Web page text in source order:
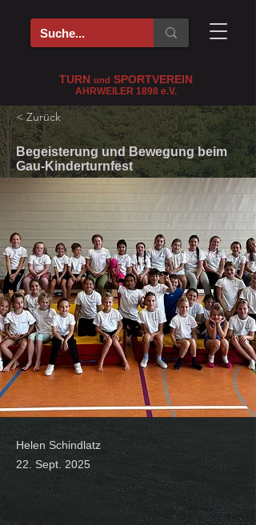
TURN und SPORTVEREIN
AHRWEILER 1898 e.V.
< Zurück
Begeisterung und Bewegung beim
Gau-Kinderturnfest
Helen Schindlatz
22. Sept. 2025